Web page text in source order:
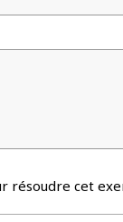
résoudre cet